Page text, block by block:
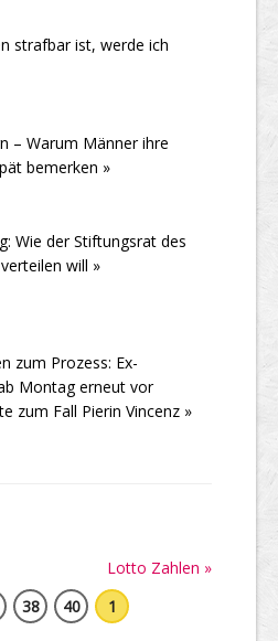
strafbar ist, werde ich
– Warum Männer ihre
bemerken »
Wie der Stiftungsrat des
will »
zum Prozess: Ex-
Montag erneut vor
zum Fall Pierin Vincenz »
Lotto Zahlen »
38 40 1